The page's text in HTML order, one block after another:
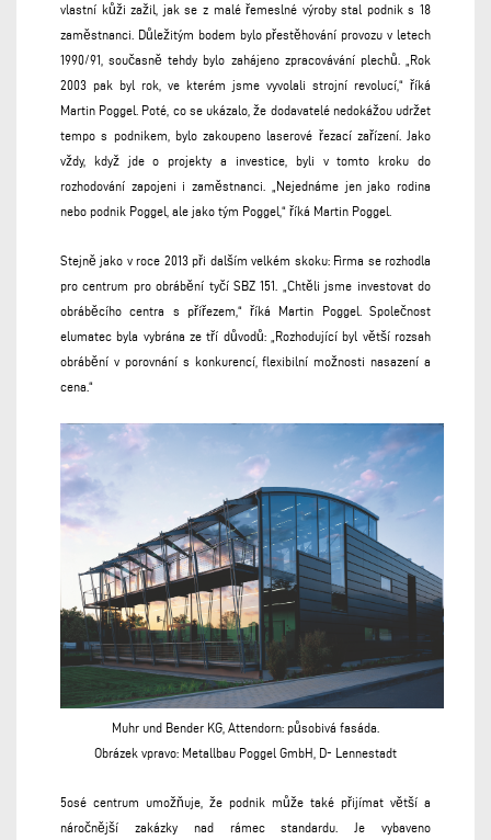
vlastní kůži zažil, jak se z malé řemeslné výroby stal podnik s 18
zaměstnanci. Důležitým bodem bylo přestěhování provozu v letech
1990/91, současně tehdy bylo zahájeno zpracovávání plechů. „Rok
2003 pak byl rok, ve kterém jsme vyvolali strojní revolucí,“ říká
Martin Poggel. Poté, co se ukázalo, že dodavatelé nedokážou udržet
tempo s podnikem, bylo zakoupeno laserové řezací zařízení. Jako
vždy, když jde o projekty a investice, byli v tomto kroku do
rozhodování zapojeni i zaměstnanci. „Nejednáme jen jako rodina
nebo podnik Poggel, ale jako tým Poggel,“ říká Martin Poggel.
Stejně jako v roce 2013 při dalším velkém skoku: Firma se rozhodla
pro centrum pro obrábění tyčí SBZ 151. „Chtěli jsme investovat do
obráběcího centra s přířezem,“ říká Martin Poggel. Společnost
elumatec byla vybrána ze tří důvodů: „Rozhodující byl větší rozsah
obrábění v porovnání s konkurencí, flexibilní možnosti nasazení a
cena.“
Muhr und Bender KG, Attendorn: působivá fasáda.
Obrázek vpravo: Metallbau Poggel GmbH, D- Lennestadt
5osé centrum umožňuje, že podnik může také přijímat větší a
náročnější zakázky nad rámec standardu. Je vybaveno